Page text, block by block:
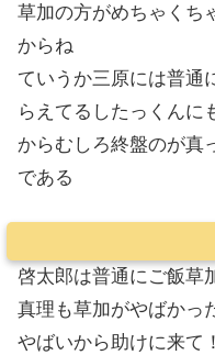
草加の方がめちゃくち
からね
ていうか三原には普通
らえてるしたっくんに
からむしろ終盤のが真
である
啓太郎は普通にご飯草
真理も草加がやばかっ
やばいから助けに来て